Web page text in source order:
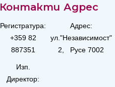
Контакти
Регистратура:
+359 82
887351
Изп.
Директор:
Адрес
Адрес:
ул."Независимост"
2, Русе 7002